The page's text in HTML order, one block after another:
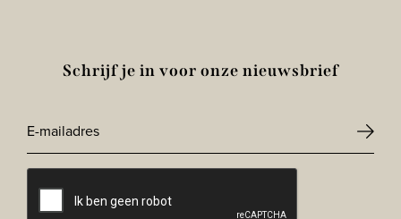
Schrijf je in voor onze nieuwsbrief
mailadres